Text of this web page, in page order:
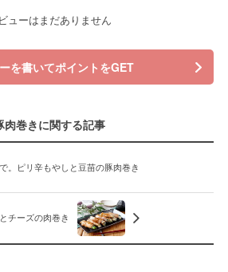
ューはまだありません
を書いてポイントをGET
肉巻きに関する記事
。ピリ辛もやしと豆苗の豚肉巻き
チーズの肉巻き